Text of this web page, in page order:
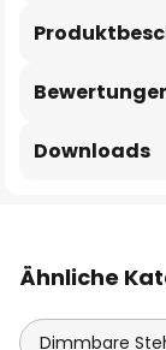
Downloads
Ähnliche
Dimmbare